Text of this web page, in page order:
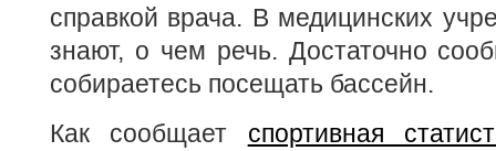
справкой врача. В медицинских
знают, о чем речь. Достаточно
собираетесь посещать бассейн.
Как сообщает спортивная